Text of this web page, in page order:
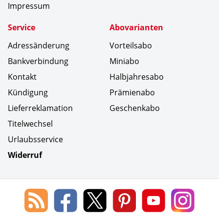
Impressum
Service
Adressänderung
Bankverbindung
Kontakt
Kündigung
Lieferreklamation
Titelwechsel
Urlaubsservice
Widerruf
Abovarianten
Vorteilsabo
Miniabo
Halbjahresabo
Prämienabo
Geschenkabo
Social Media
Blog
des
Lorenz
Leserservice
Lorenz
Leserservice
Lorenz
Leserservice
Lorenz
Leserservice
Lorenz